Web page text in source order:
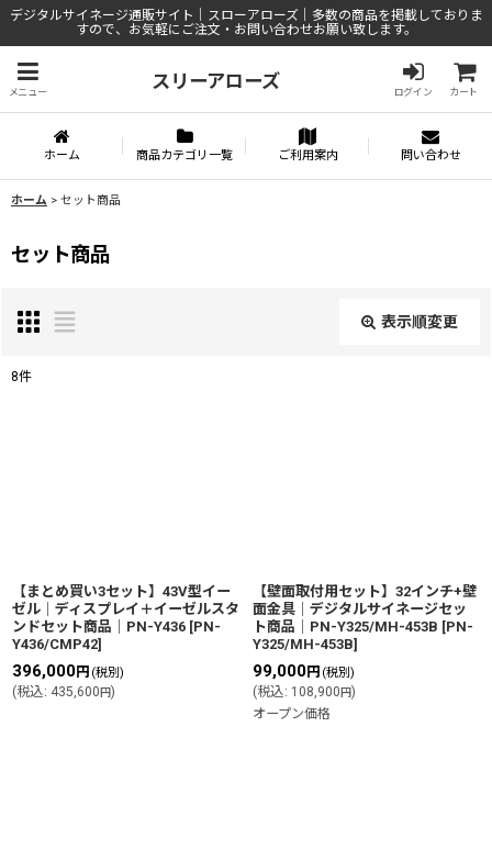
デジタルサイネージ通販サイト｜スローアローズ｜多数の商品を掲載しておりま
すので、お気軽にご注文・お問い合わせお願い致します。
メニュー
スリーアローズ
ログイン カート
ホーム 商品カテゴリ一覧 ご利用案内 問い合わせ
ホーム > セット商品
セット商品
表示順変更
8件
【まとめ買い3セット】43V型イー
ゼル│ディスプレイ＋イーゼルスタ
ンドセット商品│PN-Y436 [PN-
Y436/CMP42]
396,000円 (税別)
(税込: 435,600円)
【壁面取付用セット】32インチ+壁
面金具│デジタルサイネージセッ
ト商品│PN-Y325/MH-453B [PN-
Y325/MH-453B]
99,000円 (税別)
(税込: 108,900円)
オープン価格